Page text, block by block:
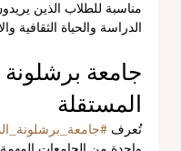
مناسبة للطلاب الذين
الدراسة والحياة الثقافية
جامعة برشلونة
المستقلة
تُعرف